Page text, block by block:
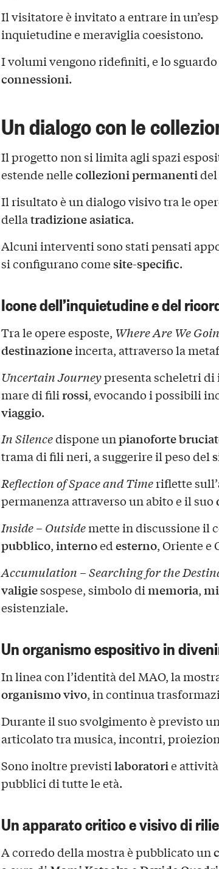
Il visitatore è invitato a entrare in
inquietudine e meraviglia coesistono.
I volumi vengono ridefiniti, e lo
connessioni.
Un dialogo con le
Il progetto non si limita agli spazi
estende nellecollezioni permanentidel
Il risultato è un dialogo visivo tra le
dellatradizione asiatica.
Alcuni interventi sono stati pensati
si configurano comesite-specific.
Icone dell’inquietudine e del
Tra le opere esposte, Where Are We
destinazioneincerta, attraverso la
Uncertain Journeypresenta scheletri
mare di filirossi, evocando i possibili
viaggio.
In Silencedispone unpianoforte
trama di fili neri, a suggerire il peso del
Reflection of Space and Timeriflette sull’
permanenza attraverso un abito e il suo
Inside – Outsidemette in discussione il
pubblico,internoedesterno, Oriente e
Accumulation – Searching for the
valigiesospese, simbolo dimemoria,
esistenziale.
Un organismo espositivo in
In linea con l’identità del MAO, la
organismo vivo, in continua
Durante il suo svolgimento è previsto un
articolato tra musica, incontri,
Sono inoltre previstilaboratorie attività
pubblici di tutte le età.
Un apparato critico e visivo di
A corredo della mostra è pubblicato un